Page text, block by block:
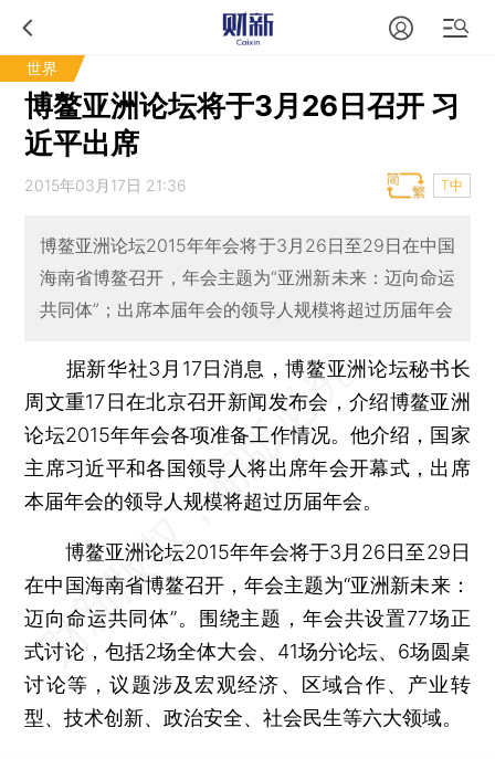
世界
博鳌亚洲论坛将于3月26日召开 习
近平出席
2015年03月17日 21:36 T中
博鳌亚洲论坛2015年年会将于3月26日至29日在中国
海南省博鳌召开，年会主题为“亚洲新未来：迈向命运
共同体”；出席本届年会的领导人规模将超过历届年会
据新华社3月17日消息，博鳌亚洲论坛秘书长
周文重17日在北京召开新闻发布会，介绍博鳌亚洲
论坛2015年年会各项准备工作情况。他介绍，国家
主席习近平和各国领导人将出席年会开幕式，出席
本届年会的领导人规模将超过历届年会。
博鳌亚洲论坛2015年年会将于3月26日至29日
在中国海南省博鳌召开，年会主题为“亚洲新未来：
迈向命运共同体”。围绕主题，年会共设置77场正
式讨论，包括2场全体大会、41场分论坛、6场圆桌
讨论等，议题涉及宏观经济、区域合作、产业转
型、技术创新、政治安全、社会民生等六大领域。